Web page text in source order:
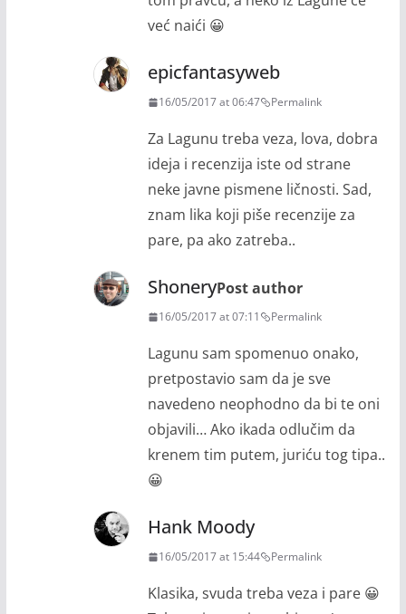
već naići 😀
epicfantasyweb
16/05/2017 at 06:47 Permalink
Za Lagunu treba veza, lova, dobra
ideja i recenzija iste od strane
neke javne pismene ličnosti. Sad,
znam lika koji piše recenzije za
pare, pa ako zatreba..
ShoneryPost author
16/05/2017 at 07:11 Permalink
Lagunu sam spomenuo onako,
pretpostavio sam da je sve
navedeno neophodno da bi te oni
objavili… Ako ikada odlučim da
krenem tim putem, juriću tog tipa..
😀
Hank Moody
16/05/2017 at 15:44 Permalink
Klasika, svuda treba veza i pare 😀